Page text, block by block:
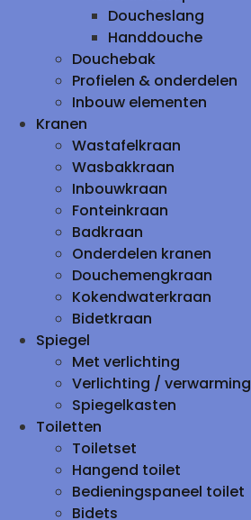
Doucheslang
Handdouche
Douchebak
Profielen & onderdelen
Inbouw elementen
Kranen
Wastafelkraan
Wasbakkraan
Inbouwkraan
Fonteinkraan
Badkraan
Onderdelen kranen
Douchemengkraan
Kokendwaterkraan
Bidetkraan
Spiegel
Met verlichting
Verlichting / verwarming
Spiegelkasten
Toiletten
Toiletset
Hangend toilet
Bedieningspaneel toilet
Bidets